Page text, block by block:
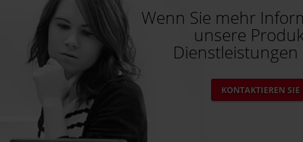
Wenn Sie mehr
unsere
KONTAKTIEREN SIE